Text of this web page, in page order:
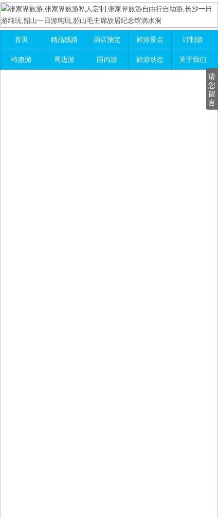
首页 精品线路 酒店预定 旅游景点 订制游
特惠游 周边游 国内游 旅游动态 关于我们
请
您
留
言